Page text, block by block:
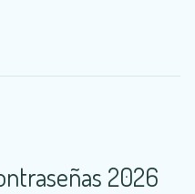
2026